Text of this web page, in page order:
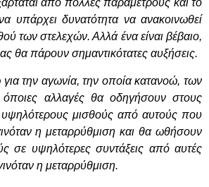
από πολλές παραμέτρους και το
υπάρχει δυνατότητα να ανακοινωθεί
των στελεχών. Αλλά ένα είναι βέβαιο,
θα πάρουν σημαντικότατες αυξήσεις.
την αγωνία, την οποία κατανοώ, των
όποιες αλλαγές θα οδηγήσουν στους
υψηλότερους μισθούς από αυτούς που
η μεταρρύθμιση και θα ωθήσουν
σε υψηλότερες συντάξεις από αυτές
η μεταρρύθμιση.